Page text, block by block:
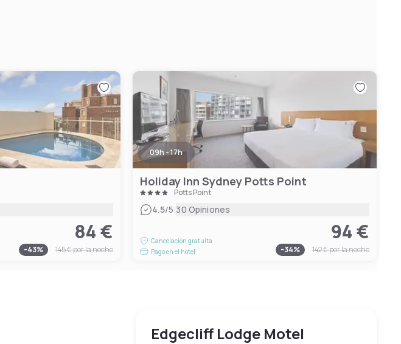
84 €
-43% 145 €por la noche
09h - 17h
Holiday Inn Sydney Potts Point
Potts Point
4.5/5|30 Opiniones
Cancelación gratuita
Pago en el hotel
94 €
-34% 142 €por la noche
Edgecliff Lodge Motel